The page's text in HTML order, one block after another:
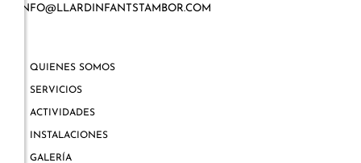
INFO@LLARDINFANTSTAMBOR.COM
QUIENES SOMOS
SERVICIOS
ACTIVIDADES
INSTALACIONES
GALERÍA